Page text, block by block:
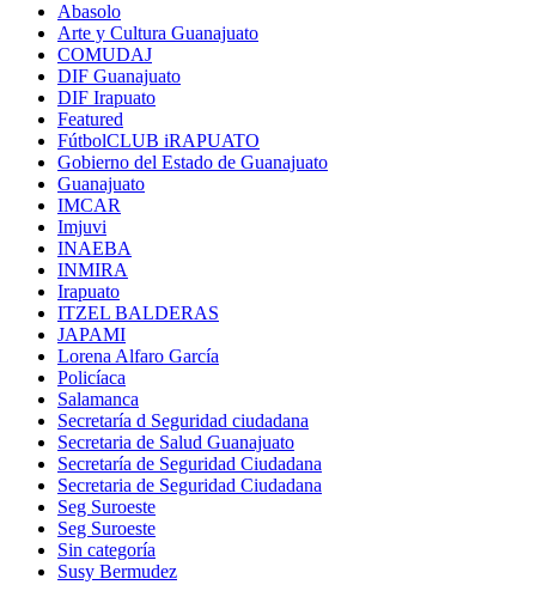
Abasolo
Arte y Cultura Guanajuato
COMUDAJ
DIF Guanajuato
DIF Irapuato
Featured
FútbolCLUB iRAPUATO
Gobierno del Estado de Guanajuato
Guanajuato
IMCAR
Imjuvi
INAEBA
INMIRA
Irapuato
ITZEL BALDERAS
JAPAMI
Lorena Alfaro García
Policíaca
Salamanca
Secretaría d Seguridad ciudadana
Secretaria de Salud Guanajuato
Secretaría de Seguridad Ciudadana
Secretaria de Seguridad Ciudadana
Seg Suroeste
Seg Suroeste
Sin categoría
Susy Bermudez